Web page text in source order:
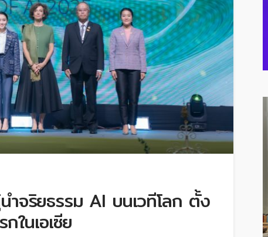
จริยธรรม AI บนเวทีโลก ตั้ง
ในเอเซีย